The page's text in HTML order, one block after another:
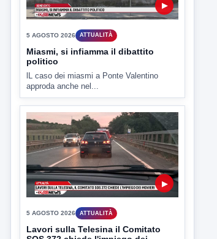
Miasmi, si infiamma il dibattito
politico
lL caso dei miasmi a Ponte Valentino
approda anche nel...
5 AGOSTO 2026 ATTUALITÀ
Lavori sulla Telesina il Comitato
SOS 372 chiede l'impiego dei
Code e disagi sulla Telesina a causa dei
lavori in...